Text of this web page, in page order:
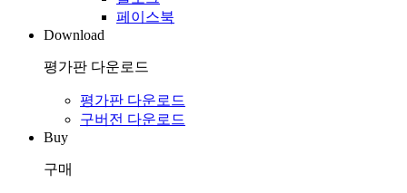
페이스북
Download
평가판 다운로드
평가판 다운로드
구버전 다운로드
Buy
구매